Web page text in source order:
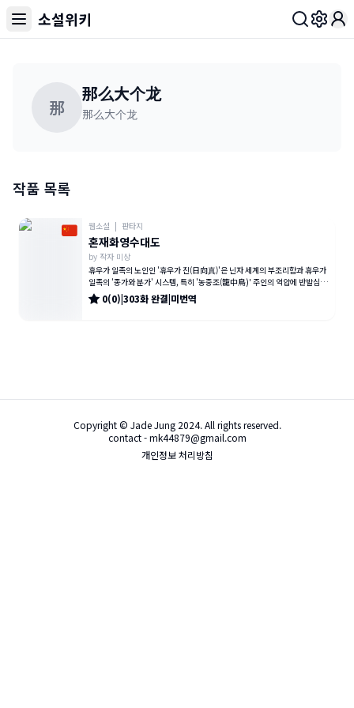
소설위키
那
那么大个龙
那么大个龙
작품 목록
웹소설 | 판타지
혼재화영수대도
by 작자 미상
휴우가 일족의 노인인 '휴우가 진(日向真)'은 닌자 세계의 부조리함과 휴우가
일족의 '종가와 분가' 시스템, 특히 '농중조(籠中鳥)' 주인의 억압에 반발심을
품고 반기를 든다.
0(0)|303화완결|미번역
Copyright © Jade Jung 2024. All rights reserved.
contact - mk44879@gmail.com
개인정보 처리방침